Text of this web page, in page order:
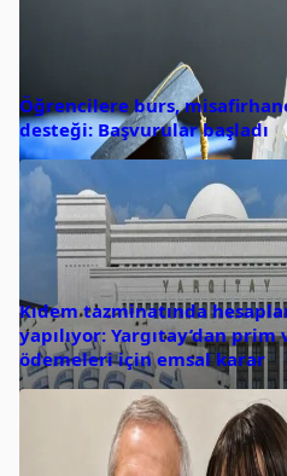
Öğrencilere burs,
desteği: Başvurular başladı
Kıdem tazminatında
yapılıyor: Yargıtay’dan prim
ödemeleri için emsal karar